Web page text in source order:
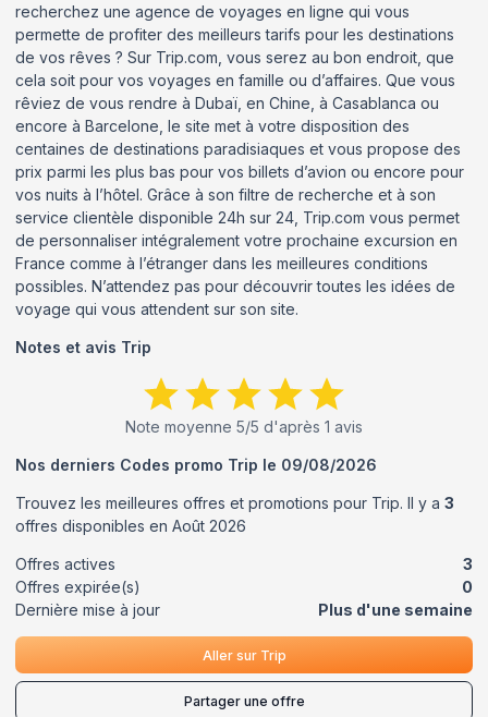
recherchez une agence de voyages en ligne qui vous
permette de profiter des meilleurs tarifs pour les destinations
de vos rêves ? Sur Trip.com, vous serez au bon endroit, que
cela soit pour vos voyages en famille ou d’affaires. Que vous
rêviez de vous rendre à Dubaï, en Chine, à Casablanca ou
encore à Barcelone, le site met à votre disposition des
centaines de destinations paradisiaques et vous propose des
prix parmi les plus bas pour vos billets d’avion ou encore pour
vos nuits à l’hôtel. Grâce à son filtre de recherche et à son
service clientèle disponible 24h sur 24, Trip.com vous permet
de personnaliser intégralement votre prochaine excursion en
France comme à l’étranger dans les meilleures conditions
possibles. N’attendez pas pour découvrir toutes les idées de
voyage qui vous attendent sur son site.
Notes et avis Trip
Note moyenne 5/5 d'après 1 avis
Nos derniers Codes promo Trip le 09/08/2026
Trouvez les meilleures offres et promotions pour Trip. Il y a 3
offres disponibles en Août 2026
Offres actives
3
Offres expirée(s)
0
Dernière mise à jour
Plus d'une semaine
Aller sur Trip
Partager une offre